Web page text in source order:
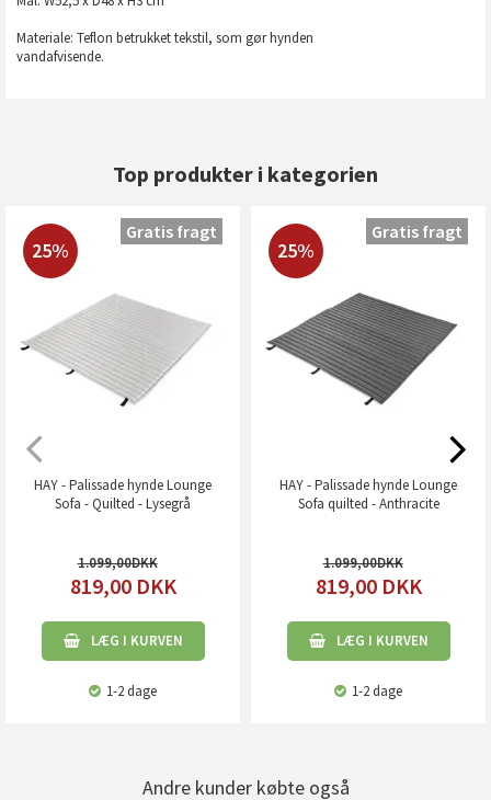
Materiale: Teflon betrukket tekstil, som gør hynden
vandafvisende.
Top produkter i kategorien
25%
HAY - Palissade hynde Lounge
Sofa - Quilted - Lysegrå
1.099,00
819,00 DKK
LÆG I KURVEN
1-2 dage
Gratis fragt
25%
HAY - Palissade hynde Lounge
Sofa quilted - Anthracite
1.099,00
819,00 DKK
LÆG I KURVEN
1-2 dage
Gratis fragt
Andre kunder købte også